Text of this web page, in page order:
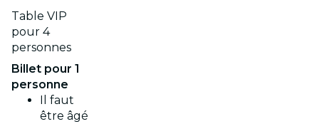
Table VIP
pour 4
personnes
Billet pour 1
personne
Il faut
être âgé